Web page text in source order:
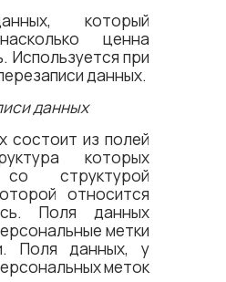
который
ценна
Используется при
данных.
данных
состоит из полей
которых
структурой
относится
Поля данных
метки
Поля данных, у
меток